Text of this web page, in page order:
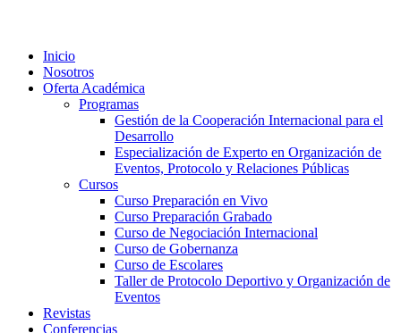
Inicio
Nosotros
Oferta Académica
Programas
Gestión de la Cooperación Internacional para el
Desarrollo
Especialización de Experto en Organización de
Eventos, Protocolo y Relaciones Públicas
Cursos
Curso Preparación en Vivo
Curso Preparación Grabado
Curso de Negociación Internacional
Curso de Gobernanza
Curso de Escolares
Taller de Protocolo Deportivo y Organización de
Eventos
Revistas
Conferencias